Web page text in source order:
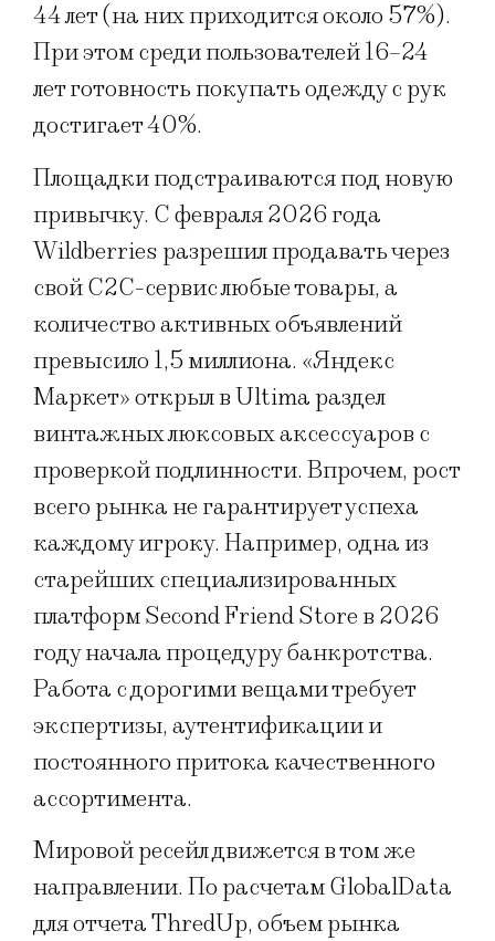
44 лет (на них приходится около 57%).
При этом среди пользователей 16–24
лет готовность покупать одежду с рук
достигает 40%.
Площадки подстраиваются под новую
привычку. С февраля 2026 года
Wildberries разрешил продавать через
свой C2C-сервис любые товары, а
количество активных объявлений
превысило 1,5 миллиона. «Яндекс
Маркет» открыл в Ultima раздел
винтажных люксовых аксессуаров с
проверкой подлинности. Впрочем, рост
всего рынка не гарантирует успеха
каждому игроку. Например, одна из
старейших специализированных
платформ Second Friend Store в 2026
году начала процедуру банкротства.
Работа с дорогими вещами требует
экспертизы, аутентификации и
постоянного притока качественного
ассортимента.
Мировой ресейл движется в том же
направлении. По расчетам GlobalData
для отчета ThredUp, объем рынка